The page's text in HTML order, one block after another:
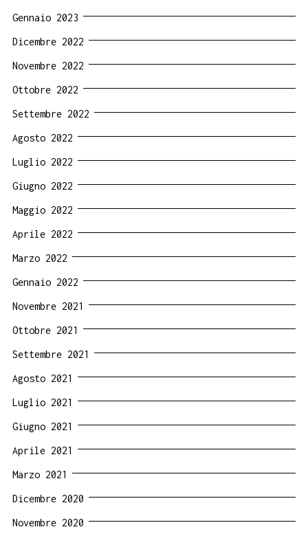
Gennaio 2023
Dicembre 2022
Novembre 2022
Ottobre 2022
Settembre 2022
Agosto 2022
Luglio 2022
Giugno 2022
Maggio 2022
Aprile 2022
Marzo 2022
Gennaio 2022
Novembre 2021
Ottobre 2021
Settembre 2021
Agosto 2021
Luglio 2021
Giugno 2021
Aprile 2021
Marzo 2021
Dicembre 2020
Novembre 2020